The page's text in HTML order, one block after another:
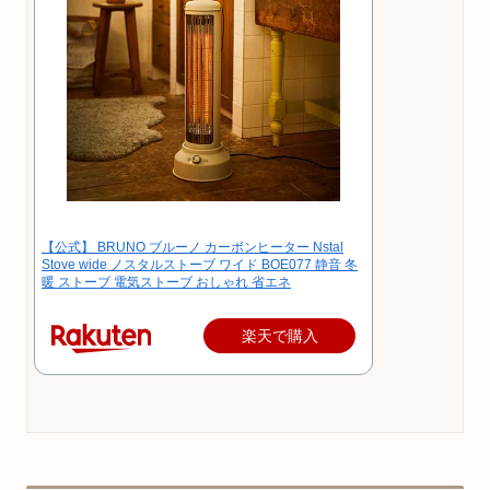
【公式】 BRUNO ブルーノ カーボンヒーター Nstal
Stove wide ノスタルストーブ ワイド BOE077 静音 冬
暖 ストーブ 電気ストーブ おしゃれ 省エネ
楽天で購入